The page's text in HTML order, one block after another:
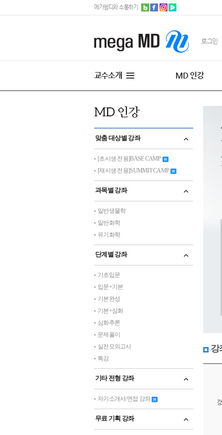
메가엠디와 소통하기
로그인
교수소개 MD 인강
맞춤 대상별 강좌
[초시생 전용]BASE CAMP
[재시생 전용]SUMMIT CAMP
과목별 강좌
일반생물학
일반화학
유기화학
단계별 강좌
기초입문
입문+기본
기본완성
기본+심화
심화추론
문제풀이
실전모의고사
특강
기타 전형 강좌
자기소개서/면접 강좌
무료 기획 강좌
강